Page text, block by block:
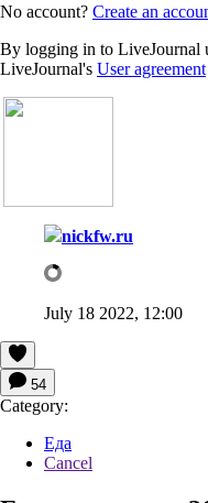
No account? Create an
By logging in to LiveJournal
LiveJournal's User agreement
nickfw.ru
July 18 2022, 12:00
54
Category:
Еда
Cancel